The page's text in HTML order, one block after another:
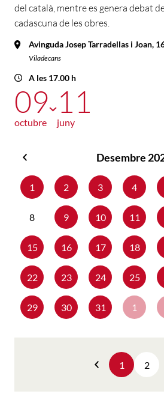
del català, mentre es genera debat
cadascuna de les obres.
Avinguda Josep Tarradellas i Joan,
Viladecans
A les 17.00 h
09
octubre
11
juny
2025
Desembre
1
2 3 4
8 9 10 11
15 16 17 18
22 23 24 25
29 30 31 1
Anterior
1 2